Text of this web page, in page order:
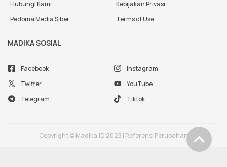
Hubungi Kami
Kebijakan Privasi
Pedoma Media Siber
Terms of Use
MADIKA SOSIAL
Facebook
Instagram
Twitter
YouTube
Telegram
Tiktok
Copyright © Madika.ID 2023 | Referensi Perubahan